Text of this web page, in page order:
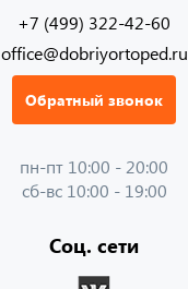
+7 (499) 322-42-60
office@dobriyortoped.ru
Обратный звонок
пн-пт 10:00 - 20:00
сб-вс 10:00 - 19:00
Соц. сети